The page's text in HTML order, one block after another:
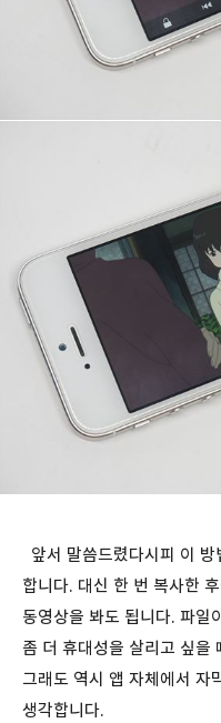
앞서 말씀드렸다시피 이
합니다. 대신 한 번 복사한
동영상을 봐도 됩니다. 파일
좀 더 휴대성을 살리고 싶을
그래도 역시 앱 자체에서 자
생각합니다.